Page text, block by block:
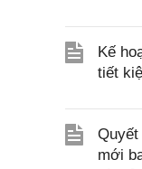
Kế
tiết
Quyết
mới